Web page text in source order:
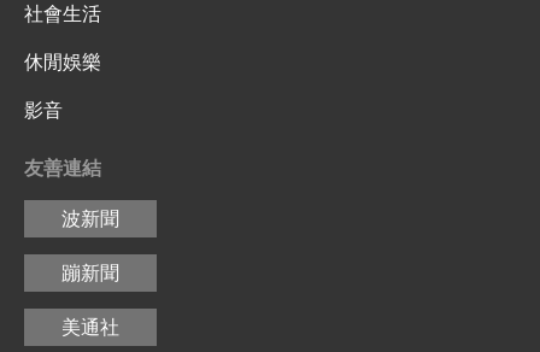
社會生活
休閒娛樂
影音
友善連結
波新聞
蹦新聞
美通社